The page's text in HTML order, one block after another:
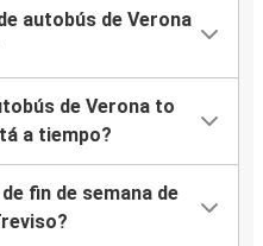
autobús de Verona
de Verona to
a tiempo?
fin de semana de